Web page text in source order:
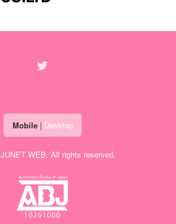
Mobile| Desktop
JUNET WEB. All rights reserved.